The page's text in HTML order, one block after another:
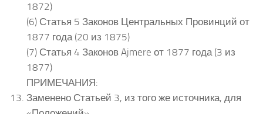
1872)
(6) Статья 5 Законов Центральных Провинций от
1877 года (20 из 1875)
(7) Статья 4 Законов Ajmere от 1877 года (3 из
1877)
ПРИМЕЧАНИЯ:
Заменено Статьей 3, из того же источника, для